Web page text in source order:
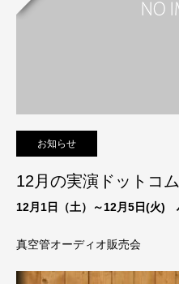
お知らせ
12月の実演ドットコ
12月1日（土）～12月5日(火)
真空管オーディオ販売会